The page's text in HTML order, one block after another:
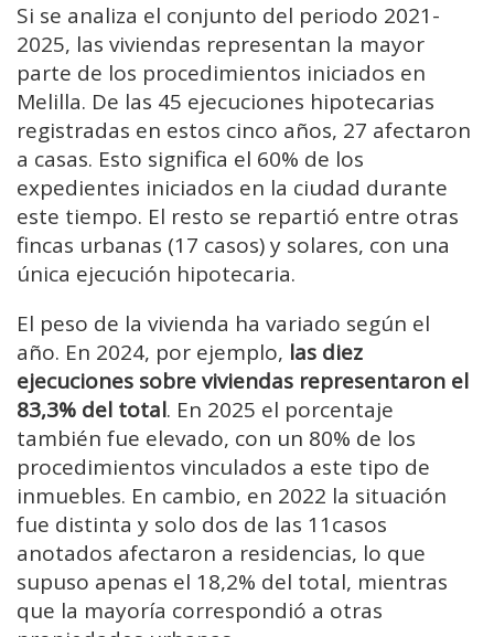
Si se analiza el conjunto del periodo 2021-
2025, las viviendas representan la mayor
parte de los procedimientos iniciados en
Melilla. De las 45 ejecuciones hipotecarias
registradas en estos cinco años, 27 afectaron
a casas. Esto significa el 60% de los
expedientes iniciados en la ciudad durante
este tiempo. El resto se repartió entre otras
fincas urbanas (17 casos) y solares, con una
única ejecución hipotecaria.
El peso de la vivienda ha variado según el
año. En 2024, por ejemplo, las diez
ejecuciones sobre viviendas representaron el
83,3% del total. En 2025 el porcentaje
también fue elevado, con un 80% de los
procedimientos vinculados a este tipo de
inmuebles. En cambio, en 2022 la situación
fue distinta y solo dos de las 11casos
anotados afectaron a residencias, lo que
supuso apenas el 18,2% del total, mientras
que la mayoría correspondió a otras